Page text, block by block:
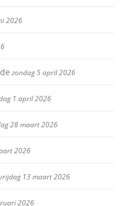
2026
zondag 5 april 2026
1 april 2026
28 maart 2026
2026
13 maart 2026
2026